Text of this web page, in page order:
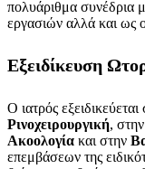
πολυάριθμα συνέδρια
εργασιών αλλά και ως
Εξειδίκευση
Ο ιατρός εξειδικεύεται
Ρινοχειρουργική, στην
Ακοολογία και στην
επεμβάσεων της